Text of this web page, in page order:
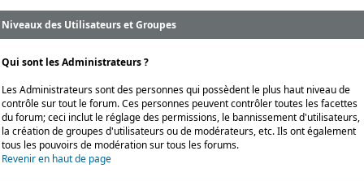
Niveaux des Utilisateurs et Groupes
Qui sont les Administrateurs ?
Les Administrateurs sont des personnes qui possèdent le plus haut niveau de
contrôle sur tout le forum. Ces personnes peuvent contrôler toutes les facettes
du forum; ceci inclut le réglage des permissions, le bannissement d'utilisateurs,
la création de groupes d'utilisateurs ou de modérateurs, etc. Ils ont également
tous les pouvoirs de modération sur tous les forums.
Revenir en haut de page